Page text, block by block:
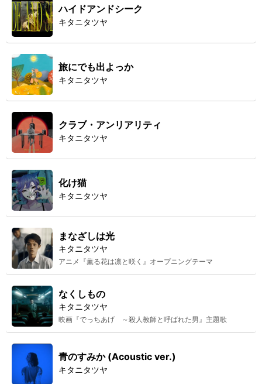
ハイドアンドシーク
キタニタツヤ
旅にでも出よっか
キタニタツヤ
クラブ・アンリアリティ
キタニタツヤ
化け猫
キタニタツヤ
まなざしは光
キタニタツヤ
アニメ『薫る花は凛と咲く』オープニングテーマ
なくしもの
キタニタツヤ
映画『でっちあげ ～殺人教師と呼ばれた男』主題歌
青のすみか (Acoustic ver.)
キタニタツヤ